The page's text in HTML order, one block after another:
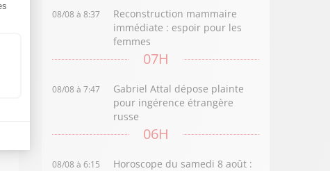
08/08 à 8:37
Reconstruction mammaire
immédiate : espoir pour les
femmes
07H
08/08 à 7:47
Gabriel Attal dépose plainte
pour ingérence étrangère
russe
06H
08/08 à 6:15
Horoscope du samedi 8 août :